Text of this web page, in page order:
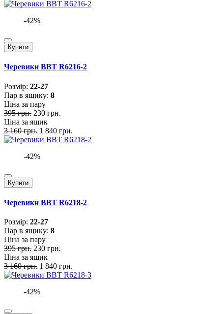
-42%
Купити
Черевики BBT R6216-2
Розмiр: 22-27
Пар в ящику: 8
Ціна за пару
395 грн. 230 грн.
Ціна за ящик
3 160 грн. 1 840 грн.
-42%
Купити
Черевики BBT R6218-2
Розмiр: 22-27
Пар в ящику: 8
Ціна за пару
395 грн. 230 грн.
Ціна за ящик
3 160 грн. 1 840 грн.
-42%